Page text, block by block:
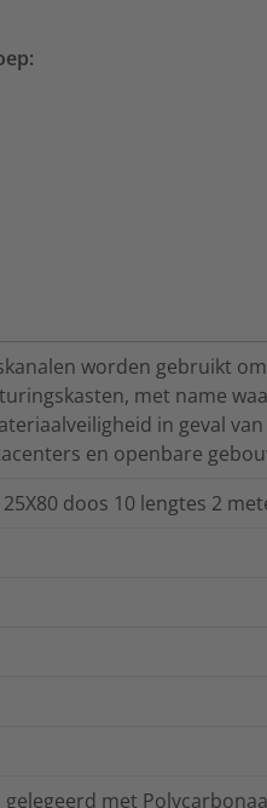
worden gebruikt
met name
in geval
en openbare
doos 10 lengtes 2
met